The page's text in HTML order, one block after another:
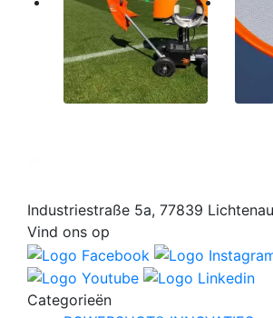
Industriestraße 5a, 77839
Vind ons op
Categorieën